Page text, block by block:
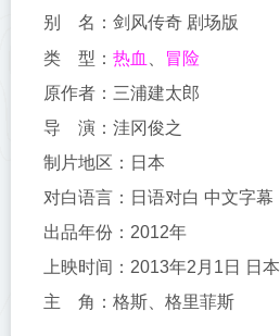
别 名：剑风传奇 剧场版
类 型： 热血 冒险
原作者：三浦建太郎
导 演：洼冈俊之
制片地区：日本
对白语言：日语对白 中文字幕
出品年份：2012年
上映时间：2013年2月1日 日本
主 角：格斯、格里菲斯